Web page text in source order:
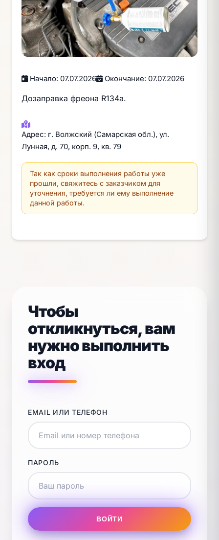
Начало: 07.07.2026 Окончание: 07.07.2026
Дозаправка фреона R134a.
Адрес: г. Волжский (Самарская обл.), ул.
Лунная, д. 70, корп. 9, кв. 79
Так как сроки выполнения работы уже
прошли, свяжитесь с заказчиком для
уточнения, требуется ли ему выполнение
данной работы.
Чтобы
откликнуться, вам
нужно выполнить
вход
EMAIL ИЛИ ТЕЛЕФОН
ПАРОЛЬ
ВОЙТИ